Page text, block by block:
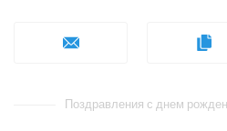
Поздравления с днем